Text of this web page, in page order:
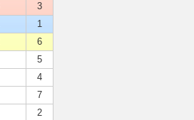
3
1
6
5
4
7
2